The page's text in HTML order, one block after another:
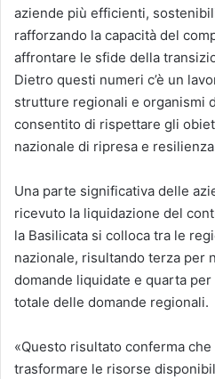
aziende più efficienti,
rafforzando la capacità del
affrontare le sfide della
Dietro questi numeri c’è un
strutture regionali e organismi
consentito di rispettare gli
nazionale di ripresa e
Una parte significativa delle
ricevuto la liquidazione del
la Basilicata si colloca tra le
nazionale, risultando terza per
domande liquidate e quarta
totale delle domande regionali.
«Questo risultato conferma
trasformare le risorse